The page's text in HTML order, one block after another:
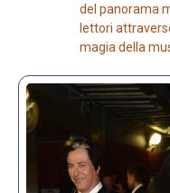
del panorama
lettori
magia della